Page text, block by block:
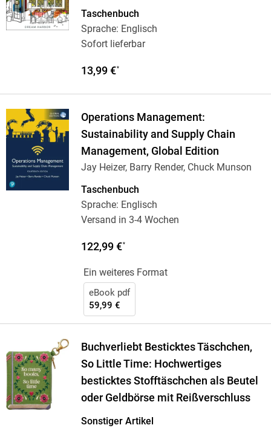
Taschenbuch
Sprache: Englisch
Sofort lieferbar
13,99 €*
Operations Management:
Sustainability and Supply Chain
Management, Global Edition
Jay Heizer, Barry Render, Chuck Munson
Taschenbuch
Sprache: Englisch
Versand in 3-4 Wochen
122,99 €*
Ein weiteres Format
eBook pdf
59,99 €
Buchverliebt Besticktes Täschchen,
So Little Time: Hochwertiges
besticktes Stofftäschchen als Beutel
oder Geldbörse mit Reißverschluss
Sonstiger Artikel